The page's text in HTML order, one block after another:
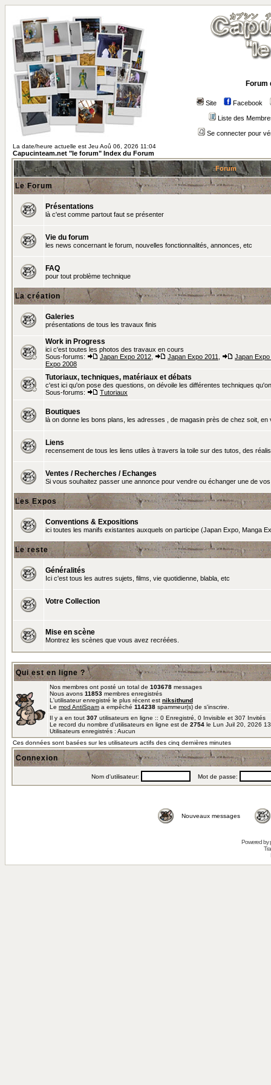
Forum
Site Facebook
Liste des
Se connecter pour
La date/heure actuelle est Jeu Aoû 06, 2026 11:04
Capucinteam.net "le forum" Index du Forum
Forum
Le Forum
Présentations
là c'est comme partout faut se présenter
Vie du forum
les news concernant le forum, nouvelles fonctionnalités, annonces, etc
FAQ
pour tout problème technique
La création
Galeries
présentations de tous les travaux finis
Work in Progress
ici c'est toutes les photos des travaux en cours
Sous-forums:
Japan Expo 2012 Japan Expo 2011
Japan Expo
Expo 2008
Tutoriaux, techniques, matériaux et débats
c'est ici qu'on pose des questions, on dévoile les différentes techniques
Sous-forums:
Tutoriaux
Boutiques
là on donne les bons plans, les adresses , de magasin près de chez soit, en
Liens
recensement de tous les liens utiles à travers la toile sur des tutos, des
Ventes / Recherches / Echanges
Si vous souhaitez passer une annonce pour vendre ou échanger une de
Les Expos
Conventions & Expositions
ici toutes les manifs existantes auxquels on participe (Japan Expo, Manga
Le reste
Généralités
Ici c'est tous les autres sujets, films, vie quotidienne, blabla, etc
Votre Collection
Mise en scène
Montrez les scènes que vous avez recréées.
Qui est en ligne ?
Nos membres ont posté un total de 103678 messages
Nous avons 11853 membres enregistrés
L'utilisateur enregistré le plus récent est niksithund
Le mod AntiSpam a empêché 114238 spammeur(s) de s'inscrire.
Il y a en tout 307 utilisateurs en ligne :: 0 Enregistré, 0 Invisible et 307
Le record du nombre d'utilisateurs en ligne est de 2754 le Lun Juil 20, 2026
Utilisateurs enregistrés : Aucun
Ces données sont basées sur les utilisateurs actifs des cinq dernières minutes
Connexion
Nom d'utilisateur: Mot de passe:
Nouveaux messages
Powered by